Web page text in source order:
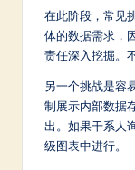
在此阶段，常见
体的数据需求，
责任深入挖掘。
另一个挑战是容
制展示内部数据
出。如果干系人
级图表中进行。